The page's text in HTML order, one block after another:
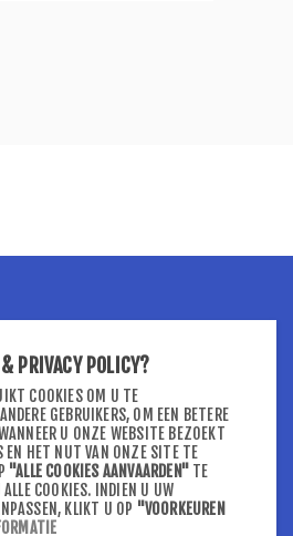
PRIVACY POLICY?
COOKIES OM U TE
GEBRUIKERS, OM EEN BETERE
U ONZE WEBSITE BEZOEKT
EN HET NUT VAN ONZE SITE TE
"ALLE COOKIES AANVAARDEN" TE
ALLE COOKIES. INDIEN U UW
KLIKT U OP "VOORKEUREN